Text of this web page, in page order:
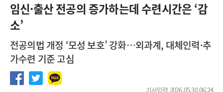
[서울아산병원] 2026년 하반기 인턴 모집
[영남대학교의료원] 마취통증의학과 임기제 임상의사 채용
임신·출산 전공의 증가하는데 수련시간은 ‘감
소’
전공의법 개정 ‘모성 보호’ 강화…외과계, 대체인력·추
가수련 기준 고심
기사입력 2026.05.30 06:24